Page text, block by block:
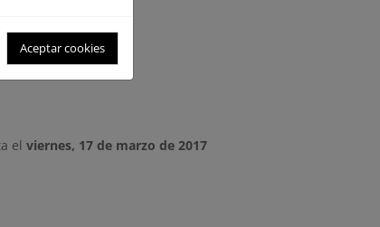
el viernes, 17 de marzo de 2017
Aceptar cookies